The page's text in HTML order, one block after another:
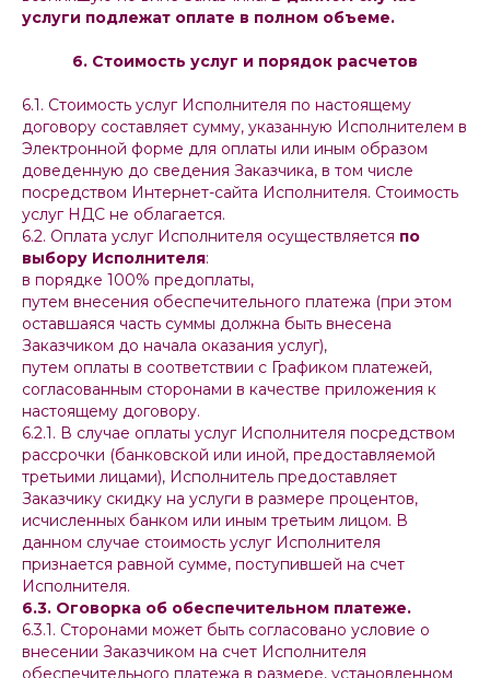
услуги подлежат оплате в полном объеме.
6. Стоимость услуг и порядок расчетов
6.1. Стоимость услуг Исполнителя по настоящему
договору составляет сумму, указанную Исполнителем в
Электронной форме для оплаты или иным образом
доведенную до сведения Заказчика, в том числе
посредством Интернет-сайта Исполнителя. Стоимость
услуг НДС не облагается.
6.2. Оплата услуг Исполнителя осуществляется по
выбору Исполнителя:
в порядке 100% предоплаты,
путем внесения обеспечительного платежа (при этом
оставшаяся часть суммы должна быть внесена
Заказчиком до начала оказания услуг),
путем оплаты в соответствии с Графиком платежей,
согласованным сторонами в качестве приложения к
настоящему договору.
6.2.1. В случае оплаты услуг Исполнителя посредством
рассрочки (банковской или иной, предоставляемой
третьими лицами), Исполнитель предоставляет
Заказчику скидку на услуги в размере процентов,
исчисленных банком или иным третьим лицом. В
данном случае стоимость услуг Исполнителя
признается равной сумме, поступившей на счет
Исполнителя.
6.3. Оговорка об обеспечительном платеже.
6.3.1. Сторонами может быть согласовано условие о
внесении Заказчиком на счет Исполнителя
обеспечительного платежа в размере, установленном